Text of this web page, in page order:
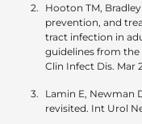
Hooton TM,
prevention, and
tract infection in
guidelines from the
Clin Infect Dis. Mar
Lamin E, Newman
revisited. Int Urol